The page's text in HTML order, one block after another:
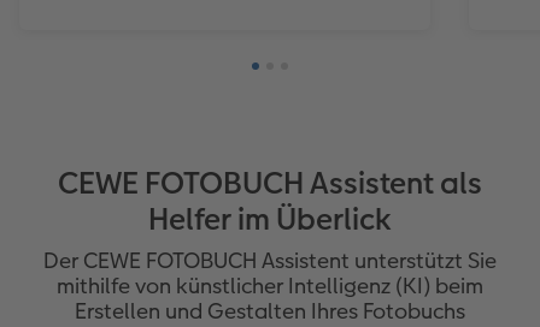
CEWE FOTOBUCH Assistent als
Helfer im Überlick
Der CEWE FOTOBUCH Assistent unterstützt Sie
mithilfe von künstlicher Intelligenz (KI) beim
Erstellen und Gestalten Ihres Fotobuchs